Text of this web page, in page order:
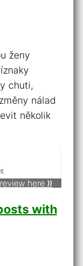
ženy
chuti,
nálad
několik
with